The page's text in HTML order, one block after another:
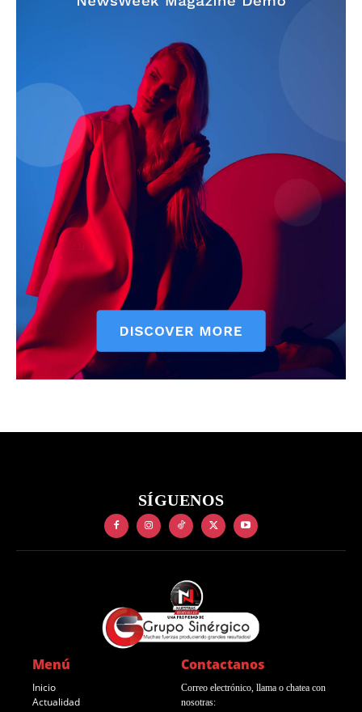
SÍGUENOS
Menú
Inicio
Actualidad
Contactanos
Correo electrónico, llama o chatea con
nosotras: